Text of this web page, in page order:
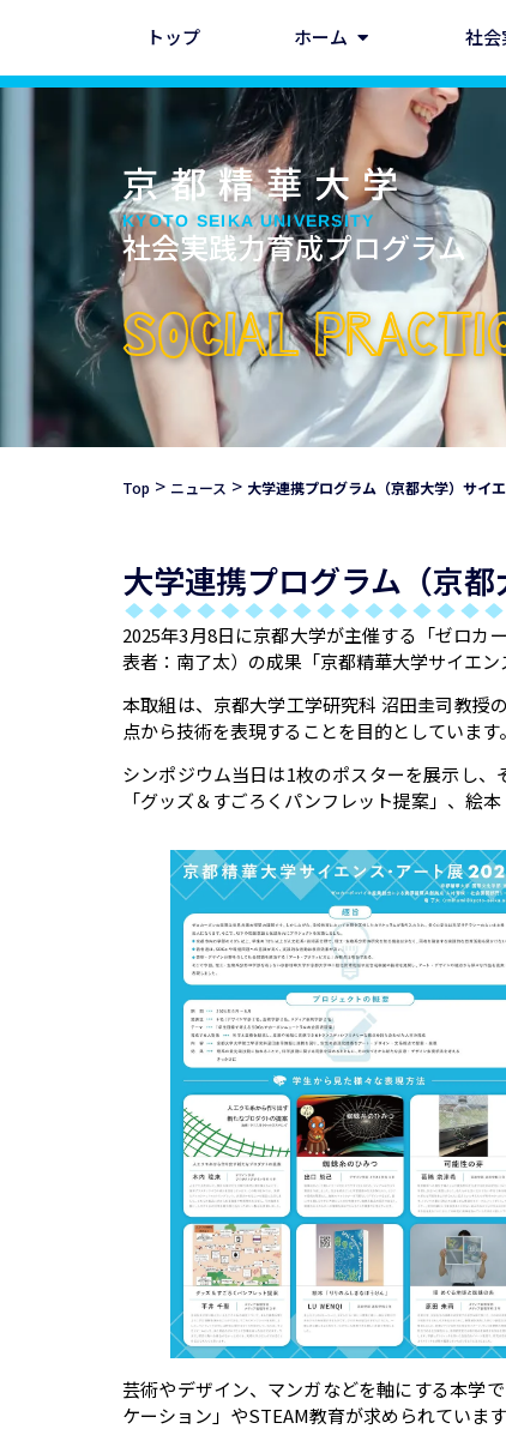
トップ ホーム 社会
京都精華大学
KYOTO SEIKA UNIVERSITY
社会実践力育成プログラム
SOCIAL
Top > ニュース > 大学連携プログラム（京都大学）サイ
大学連携プログラム（京
2025年3月8日に京都大学が主催する「ゼロカ
表者：南了太）の成果「京都精華大学サイエ
本取組は、京都大学工学研究科 沼田圭司教授
点から技術を表現することを目的としています。
シンポジウム当日は1枚のポスターを展示し
「グッズ＆すごろくパンフレット提案」、絵
芸術やデザイン、マンガなどを軸にする本学
ケーション」やSTEAM教育が求められていま